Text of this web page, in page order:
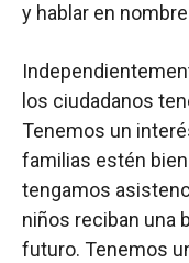
y hablar en
los ciudadanos
Tenemos un
familias estén
tengamos
niños reciban una
futuro. Tenemos